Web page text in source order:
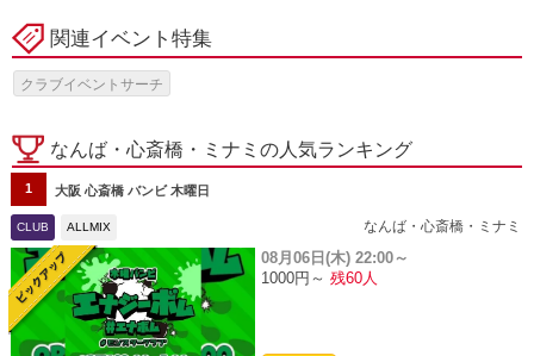
関連イベント特集
クラブイベントサーチ
なんば・心斎橋・ミナミの人気ランキング
1 大阪 心斎橋 バンビ 木曜日
CLUB ALLMIX なんば・心斎橋・ミナミ
08月06日(木) 22:00～
1000円～ 残60人